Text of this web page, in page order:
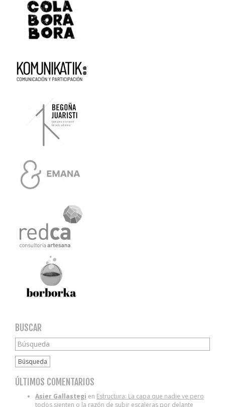
BUSCAR
Búsqueda
ÚLTIMOS COMENTARIOS
Asier Gallastegi en Estructura: La capa que nadie ve pero
todos sienten o la razón de subir escaleras por delante